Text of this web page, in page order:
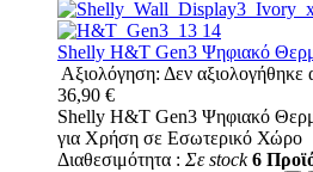
Shelly H&T Gen3 Ψηφιακό
Αξιολόγηση: Δεν αξιολογήθηκε
36,90 €
Shelly H&T Gen3 Ψηφιακό
για Χρήση σε Εσωτερικό Χώρο
Διαθεσιμότητα : Σε stock 6